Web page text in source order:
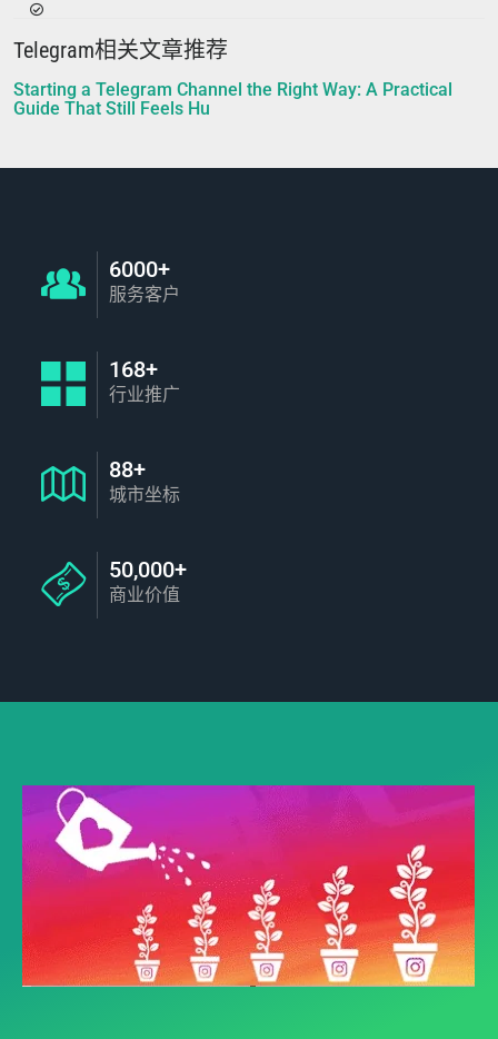
Telegram相关文章推荐
Starting a Telegram Channel the Right Way: A Practical
Guide That Still Feels Hu
6000+
服务客户
168+
行业推广
88+
城市坐标
50,000+
商业价值